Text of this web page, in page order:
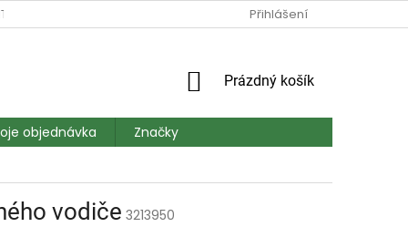
MAPA SERVERU
Přihlášení
NÁKUPNÍ
Prázdný košík
objednávka
Značky
vodiče 3213950